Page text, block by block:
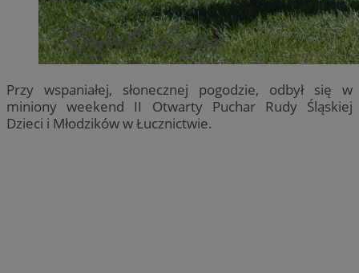
Przy wspaniałej, słonecznej pogodzie, odbył się w
miniony weekend II Otwarty Puchar Rudy Śląskiej
Dzieci i Młodzików w Łucznictwie.